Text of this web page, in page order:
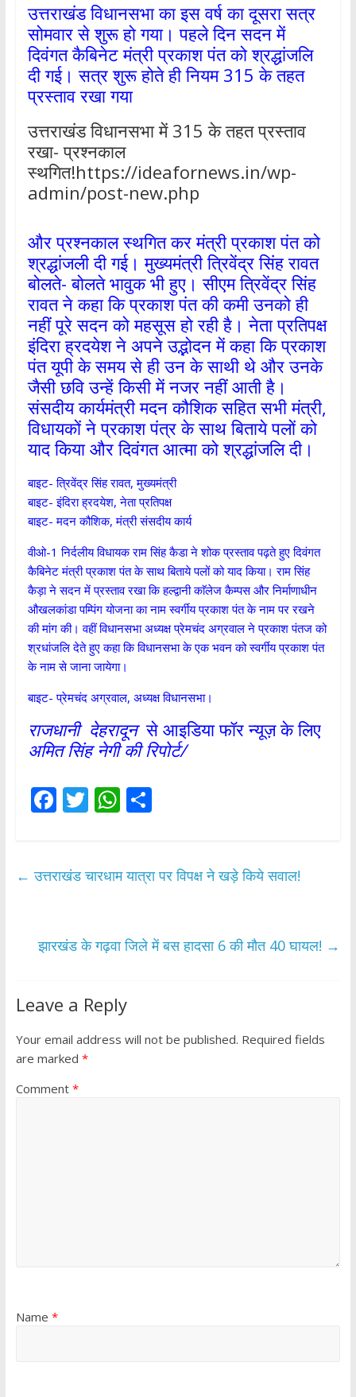
उत्तराखंड विधानसभा का इस वर्ष का दूसरा सत्र
सोमवार से शुरू हो गया। पहले दिन सदन में
दिवंगत कैबिनेट मंत्री प्रकाश पंत को श्रद्धांजलि
दी गई। सत्र शुरू होते ही नियम 315 के तहत
प्रस्ताव रखा गया
उत्तराखंड विधानसभा में 315 के तहत प्रस्ताव
रखा- प्रश्नकाल
स्थगित!https://ideafornews.in/wp-
admin/post-new.php
और प्रश्नकाल स्थगित कर मंत्री प्रकाश पंत को
श्रद्धांजली दी गई। मुख्यमंत्री त्रिवेंद्र सिंह रावत
बोलते- बोलते भावुक भी हुए। सीएम त्रिवेंद्र सिंह
रावत ने कहा कि प्रकाश पंत की कमी उनको ही
नहीं पूरे सदन को महसूस हो रही है। नेता प्रतिपक्ष
इंदिरा ह्रदयेश ने अपने उद्भोदन में कहा कि प्रकाश
पंत यूपी के समय से ही उन के साथी थे और उनके
जैसी छवि उन्हें किसी में नजर नहीं आती है।
संसदीय कार्यमंत्री मदन कौशिक सहित सभी मंत्री,
विधायकों ने प्रकाश पंत्र के साथ बिताये पलों को
याद किया और दिवंगत आत्मा को श्रद्धांजलि दी।
बाइट- त्रिवेंद्र सिंह रावत, मुख्यमंत्री
बाइट- इंदिरा ह्रदयेश, नेता प्रतिपक्ष
बाइट- मदन कौशिक, मंत्री संसदीय कार्य
वीओ-1 निर्दलीय विधायक राम सिंह कैडा ने शोक प्रस्ताव पढ़ते हुए दिवंगत
कैबिनेट मंत्री प्रकाश पंत के साथ बिताये पलों को याद किया। राम सिंह
कैड़ा ने सदन में प्रस्ताव रखा कि हल्द्वानी काॅलेज कैम्पस और निर्माणाधीन
औखलकांडा पम्पिंग योजना का नाम स्वर्गीय प्रकाश पंत के नाम पर रखने
की मांग की। वहीं विधानसभा अध्यक्ष प्रेमचंद अग्रवाल ने प्रकाश पंतज को
श्रधांजलि देते हुए कहा कि विधानसभा के एक भवन को स्वर्गीय प्रकाश पंत
के नाम से जाना जायेगा।
बाइट- प्रेमचंद अग्रवाल, अध्यक्ष विधानसभा।
राजधानी देहरादून से आइडिया फॉर न्यूज़ के लिए
अमित सिंह नेगी की रिपोर्ट/
F
b
k
T
er
W
s
p
S
e
← उत्तराखंड चारधाम यात्रा पर विपक्ष ने खड़े किये सवाल!
झारखंड के गढ़वा जिले में बस हादसा 6 की मौत 40 घायल! →
Leave a Reply
Your email address will not be published. Required fields
are marked *
Comment *
Name *